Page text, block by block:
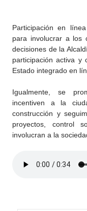
Participación ​en
para involucrar a los
decisiones de la
participación activa y
Estado integrado en
​Igualmente, se
incentiven a la
construcción y
proyectos, control
involucran a la